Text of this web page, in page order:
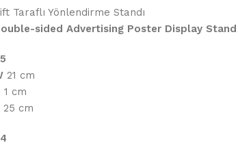
Taraflı Yönlendirme Standı
sided Advertising Poster Display Stand
21 cm
1 cm
25 cm